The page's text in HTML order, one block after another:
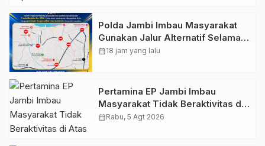
Polda Jambi Imbau Masyarakat
Gunakan Jalur Alternatif Selama
Pelaksanaan Presisi Merdeka Run
calendar_month18 jam yang lalu
Pertamina EP Jambi Imbau
Masyarakat Tidak Beraktivitas di
Atas Jalur Pipa Migas Demi
calendar_monthRabu, 5 Agt 2026